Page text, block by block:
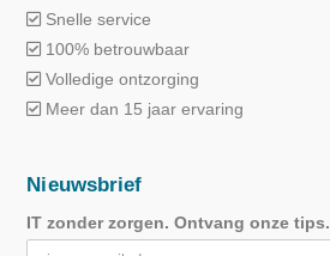
Snelle service
100% betrouwbaar
Volledige ontzorging
Meer dan 15 jaar ervaring
Nieuwsbrief
IT zonder zorgen. Ontvang onze tips.